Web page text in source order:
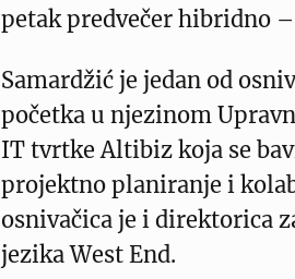
petak predvečer hibridno
Samardžić je jedan od
početka u njezinom
IT tvrtke Altibiz koja se
projektno planiranje i
osnivačica je i direktorica
jezika West End.